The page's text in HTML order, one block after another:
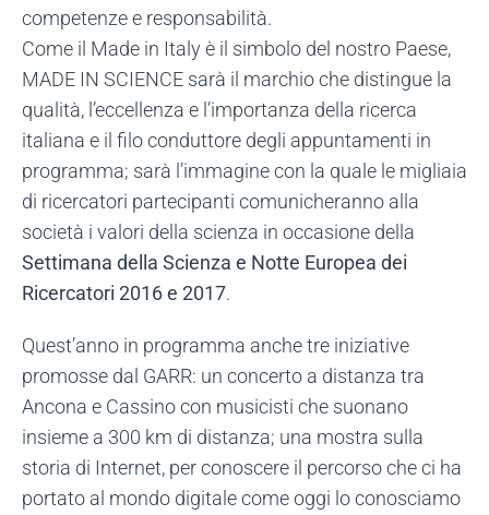
competenze e responsabilità.
Come il Made in Italy è il simbolo del nostro Paese,
MADE IN SCIENCE sarà il marchio che distingue la
qualità, l’eccellenza e l’importanza della ricerca
italiana e il filo conduttore degli appuntamenti in
programma; sarà l’immagine con la quale le migliaia
di ricercatori partecipanti comunicheranno alla
società i valori della scienza in occasione della
Settimana della Scienza e Notte Europea dei
Ricercatori 2016 e 2017.
Quest’anno in programma anche tre iniziative
promosse dal GARR: un concerto a distanza tra
Ancona e Cassino con musicisti che suonano
insieme a 300 km di distanza; una mostra sulla
storia di Internet, per conoscere il percorso che ci ha
portato al mondo digitale come oggi lo conosciamo